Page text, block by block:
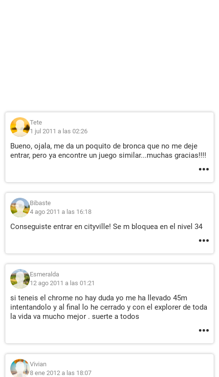
Tete
1 jul 2011 a las 02:26
Bueno, ojala, me da un poquito de bronca que no me deje
entrar, pero ya encontre un juego similar...muchas gracias!!!!
Bibaste
4 ago 2011 a las 16:18
Conseguiste entrar en cityville! Se m bloquea en el nivel 34
Esmeralda
12 ago 2011 a las 01:21
si teneis el chrome no hay duda yo me ha llevado 45m
intentandolo y al final lo he cerrado y con el explorer de toda
la vida va mucho mejor . suerte a todos
Vivian
8 ene 2012 a las 18:07